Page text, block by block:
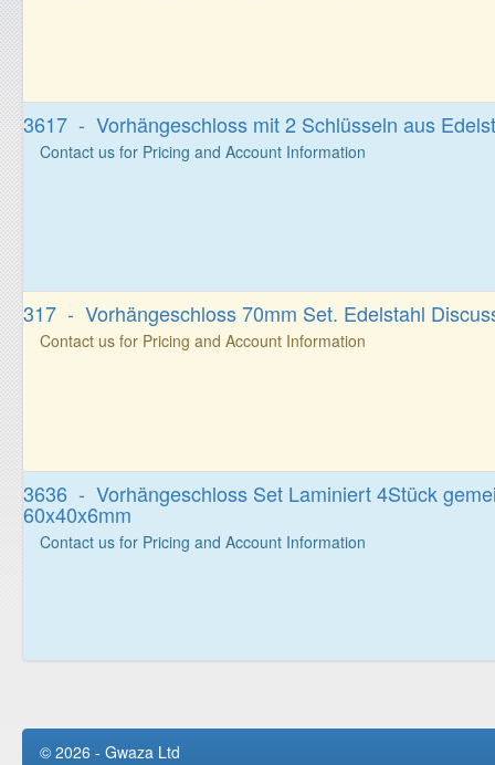
3617 - Vorhängeschloss mit 2 Schlüsseln aus
Contact us for Pricing and Account Information
317 - Vorhängeschloss 70mm Set. Edelstahl
Contact us for Pricing and Account Information
3636 - Vorhängeschloss Set Laminiert 4Stück
60x40x6mm
Contact us for Pricing and Account Information
© 2026 - Gwaza Ltd